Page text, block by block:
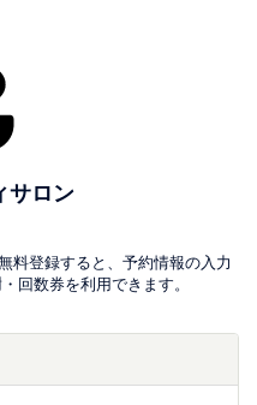
サロン
料登録すると、予約情報の入力
回数券を利用できます。